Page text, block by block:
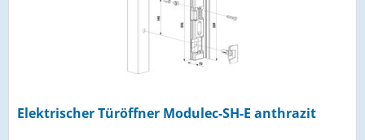
Elektrischer Türöffner Modulec-SH-E anthrazit